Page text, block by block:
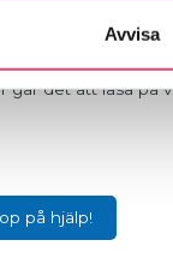
Avvisa
går det att läsa på